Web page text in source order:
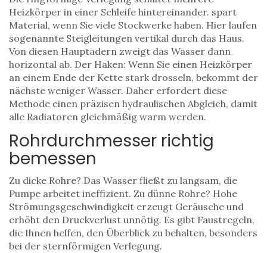
Heizkörper in einer Schleife hintereinander. spart
Material, wenn Sie viele Stockwerke haben. Hier laufen
sogenannte Steigleitungen vertikal durch das Haus.
Von diesen Hauptadern zweigt das Wasser dann
horizontal ab. Der Haken: Wenn Sie einen Heizkörper
an einem Ende der Kette stark drosseln, bekommt der
nächste weniger Wasser. Daher erfordert diese
Methode einen präzisen hydraulischen Abgleich, damit
alle Radiatoren gleichmäßig warm werden.
Rohrdurchmesser richtig
bemessen
Zu dicke Rohre? Das Wasser fließt zu langsam, die
Pumpe arbeitet ineffizient. Zu dünne Rohre? Hohe
Strömungsgeschwindigkeit erzeugt Geräusche und
erhöht den Druckverlust unnötig. Es gibt Faustregeln,
die Ihnen helfen, den Überblick zu behalten, besonders
bei der sternförmigen Verlegung.